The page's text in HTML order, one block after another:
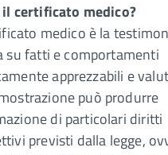
il certificato medico?
medico è la
su fatti e comportamenti
apprezzabili e
può produrre
di particolari diritti
previsti dalla legge,